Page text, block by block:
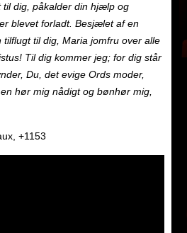
til dig, påkalder din hjælp og
blevet forladt. Besjælet af en
til dig, Maria jomfru over alle
Til dig kommer jeg; for dig står
Du, det evige Ords moder,
hør mig nådigt og bønhør mig,
+1153